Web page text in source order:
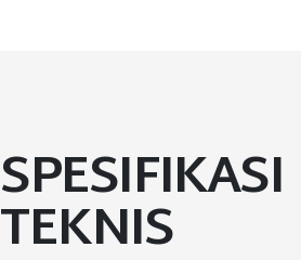
SPESIFIKASI
TEKNIS